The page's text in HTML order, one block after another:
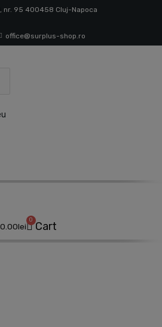
nr. 95 400458 Cluj-Napoca
office@surplus-shop.ro
0.00lei
0 Cart